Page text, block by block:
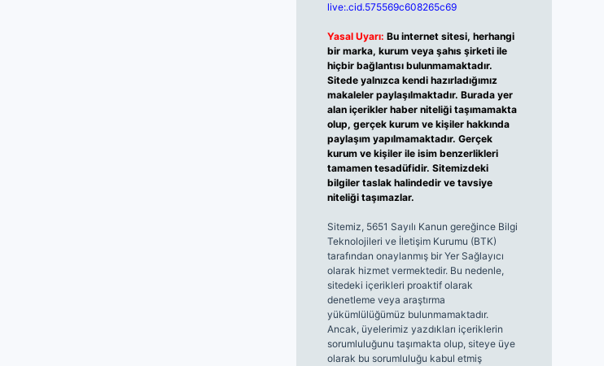
live:.cid.575569c608265c69
Yasal Uyarı: Bu internet sitesi, herhangi
bir marka, kurum veya şahıs şirketi ile
hiçbir bağlantısı bulunmamaktadır.
Sitede yalnızca kendi hazırladığımız
makaleler paylaşılmaktadır. Burada yer
alan içerikler haber niteliği taşımamakta
olup, gerçek kurum ve kişiler hakkında
paylaşım yapılmamaktadır. Gerçek
kurum ve kişiler ile isim benzerlikleri
tamamen tesadüfidir. Sitemizdeki
bilgiler taslak halindedir ve tavsiye
niteliği taşımazlar.
Sitemiz, 5651 Sayılı Kanun gereğince Bilgi
Teknolojileri ve İletişim Kurumu (BTK)
tarafından onaylanmış bir Yer Sağlayıcı
olarak hizmet vermektedir. Bu nedenle,
sitedeki içerikleri proaktif olarak
denetleme veya araştırma
yükümlülüğümüz bulunmamaktadır.
Ancak, üyelerimiz yazdıkları içeriklerin
sorumluluğunu taşımakta olup, siteye üye
olarak bu sorumluluğu kabul etmiş